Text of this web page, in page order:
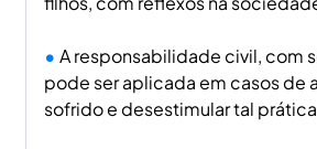
A responsabilidade civil, com
pode ser aplicada em casos de
sofrido e desestimular tal